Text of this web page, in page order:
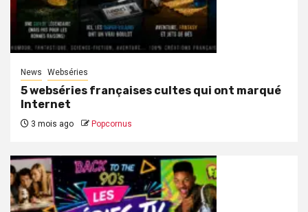
News Webséries
5 webséries françaises cultes qui ont marqué
Internet
3 mois ago Popcornus